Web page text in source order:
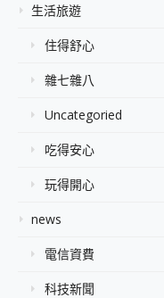
生活旅遊
住得舒心
雜七雜八
Uncategoried
吃得安心
玩得開心
news
電信資費
科技新聞